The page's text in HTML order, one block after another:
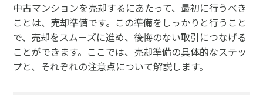
中古マンションを売却するにあたって、最初に行うべき
ことは、売却準備です。この準備をしっかりと行うこと
で、売却をスムーズに進め、後悔のない取引につなげる
ことができます。ここでは、売却準備の具体的なステッ
プと、それぞれの注意点について解説します。